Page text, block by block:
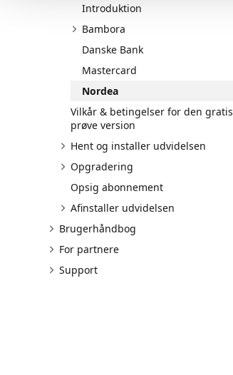
Introduktion
Bambora
Danske Bank
Mastercard
Nordea
Vilkår & betingelser for den gratis
prøve version
Hent og installer udvidelsen
Opgradering
Opsig abonnement
Afinstaller udvidelsen
Brugerhåndbog
For partnere
Support